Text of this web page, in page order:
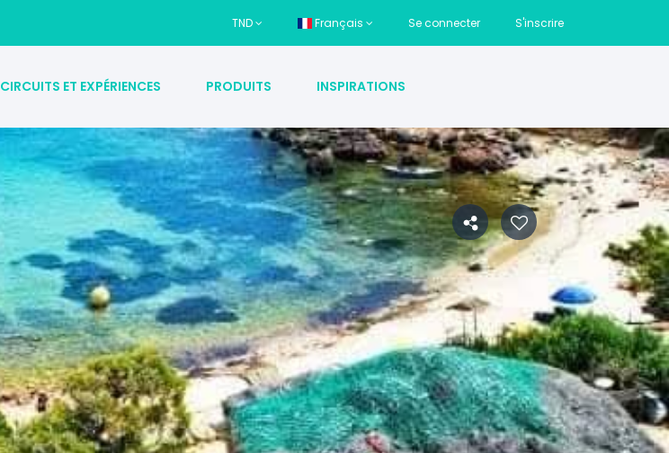
TND Français Se connecter S'inscrire
CIRCUITS ET EXPÉRIENCES PRODUITS INSPIRATIONS